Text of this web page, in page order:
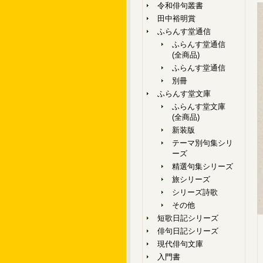
令和俳句叢書
田中裕明賞
ふらんす堂通信
ふらんす堂通信
(全商品)
ふらんす堂通信
別冊
ふらんす堂文庫
ふらんす堂文庫
(全商品)
新装版
テーマ別句集シリ
ーズ
精選句集シリーズ
旅シリーズ
シリーズ詩歌
その他
短歌日記シリーズ
俳句日記シリーズ
現代俳句文庫
入門書